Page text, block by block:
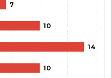
7
10
14
10